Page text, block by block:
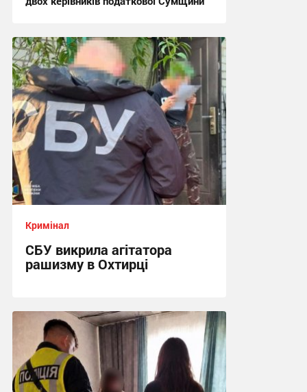
17:42, 6.08.2026
Кримінал
СБУ викрила агітатора
рашизму в Охтирці
13:34, 6.08.2026